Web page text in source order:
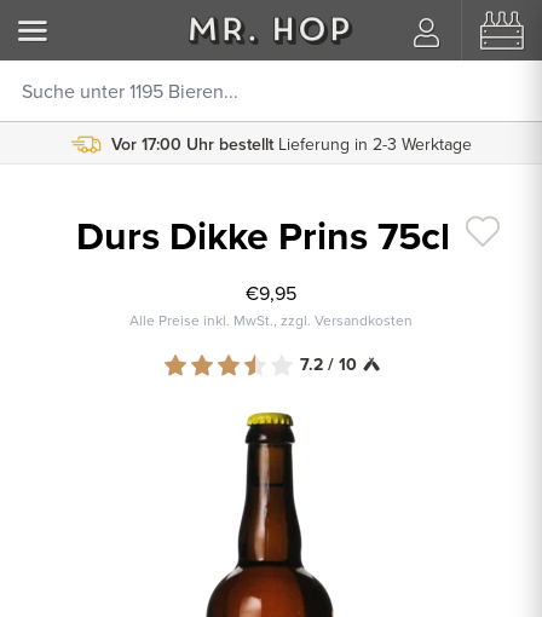
Vor 17:00 Uhr bestellt Lieferung in 2-3 Werktage
Durs Dikke Prins 75cl
€9,95
Alle Preise inkl. MwSt., zzgl. Versandkosten
7.2 / 10